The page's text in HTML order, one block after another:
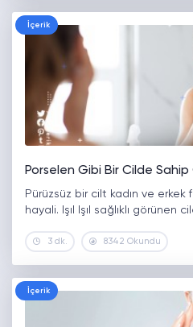
İçerik
Porselen Gibi Bir Cilde Sahip
Pürüzsüz bir cilt kadın ve erkek
hayali. Işıl Işıl sağlıklı görünen
3 dk. 8342 Okundu
İçerik